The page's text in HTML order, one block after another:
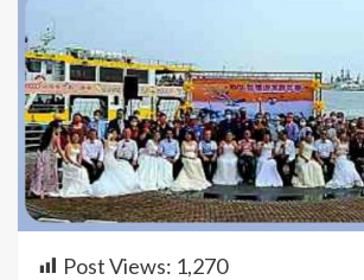
Post Views: 1,270